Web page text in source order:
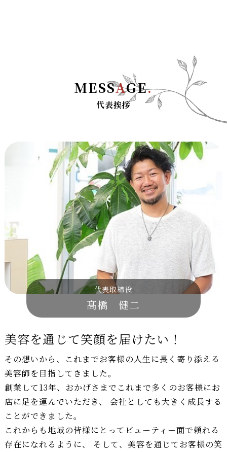
MESSAGE.
代表挨拶
代表取締役
髙橋 健二
美容を通じて笑顔を届けたい！
その想いから、これまでお客様の人生に長く寄り添える
美容師を目指してきました。
創業して13年、おかげさまでこれまで多くのお客様にお
店に足を運んでいただき、 会社としても大きく成長する
ことができました。
これからも地域の皆様にとってビューティー面で頼れる
存在になれるように、 そして、美容を通じてお客様の笑